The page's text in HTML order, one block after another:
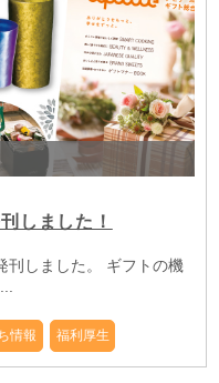
しました！
刊しました。 ギフトの機
情報 福利厚生